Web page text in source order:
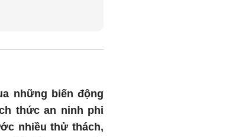
những biến động
thức an ninh phi
nhiều thử thách,